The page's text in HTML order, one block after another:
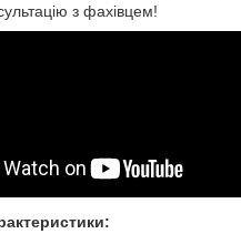
з фахівцем!